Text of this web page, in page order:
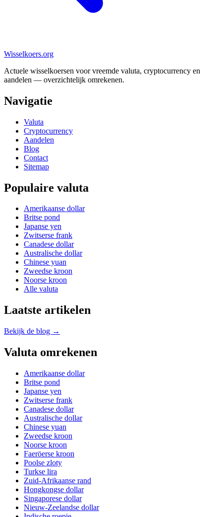
Wisselkoers.org
Actuele wisselkoersen voor vreemde valuta, cryptocurrency en
aandelen — overzichtelijk omrekenen.
Navigatie
Valuta
Cryptocurrency
Aandelen
Blog
Contact
Sitemap
Populaire valuta
Amerikaanse dollar
Britse pond
Japanse yen
Zwitserse frank
Canadese dollar
Australische dollar
Chinese yuan
Zweedse kroon
Noorse kroon
Alle valuta
Laatste artikelen
Bekijk de blog →
Valuta omrekenen
Amerikaanse dollar
Britse pond
Japanse yen
Zwitserse frank
Canadese dollar
Australische dollar
Chinese yuan
Zweedse kroon
Noorse kroon
Faeröerse kroon
Poolse zloty
Turkse lira
Zuid-Afrikaanse rand
Hongkongse dollar
Singaporese dollar
Nieuw-Zeelandse dollar